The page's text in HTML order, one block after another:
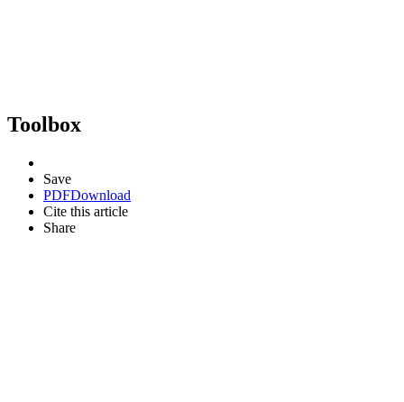
Toolbox
Save
PDFDownload
Cite this article
Share